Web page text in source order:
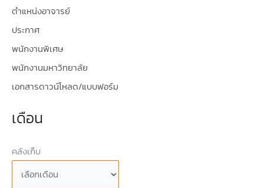
ตำแหน่งอาจารย์
ประกาศ
พนักงานพิเศษ
พนักงานมหาวิทยาลัย
เอกสารดาวน์โหลด/แบบฟอร์ม
เดือน
คลังเก็บ